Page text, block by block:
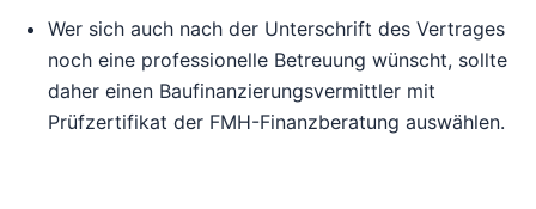
Wer sich auch nach der Unterschrift des Vertrages
noch eine professionelle Betreuung wünscht, sollte
daher einen Baufinanzierungsvermittler mit
Prüfzertifikat der FMH-Finanzberatung auswählen.